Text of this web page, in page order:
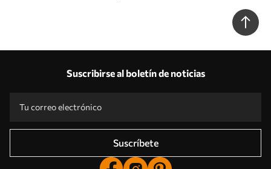
Suscribirse al boletín de noticias
Suscríbete